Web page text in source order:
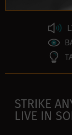
STRIKE
LIVE IN